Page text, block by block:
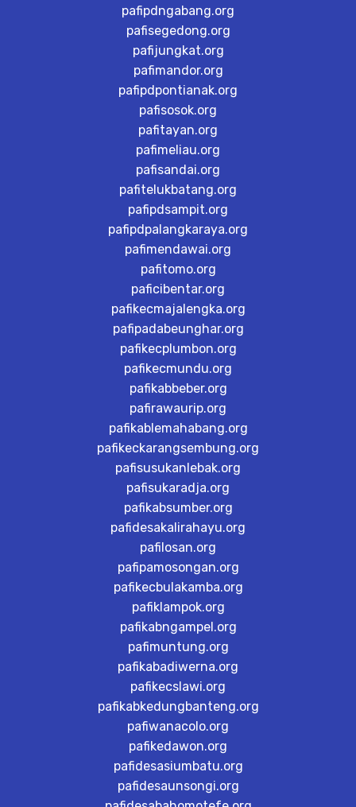
pafipdngabang.org
pafisegedong.org
pafijungkat.org
pafimandor.org
pafipdpontianak.org
pafisosok.org
pafitayan.org
pafimeliau.org
pafisandai.org
pafitelukbatang.org
pafipdsampit.org
pafipdpalangkaraya.org
pafimendawai.org
pafitomo.org
paficibentar.org
pafikecmajalengka.org
pafipadabeunghar.org
pafikecplumbon.org
pafikecmundu.org
pafikabbeber.org
pafirawaurip.org
pafikablemahabang.org
pafikeckarangsembung.org
pafisusukanlebak.org
pafisukaradja.org
pafikabsumber.org
pafidesakalirahayu.org
pafilosan.org
pafipamosongan.org
pafikecbulakamba.org
pafiklampok.org
pafikabngampel.org
pafimuntung.org
pafikabadiwerna.org
pafikecslawi.org
pafikabkedungbanteng.org
pafiwanacolo.org
pafikedawon.org
pafidesasiumbatu.org
pafidesaunsongi.org